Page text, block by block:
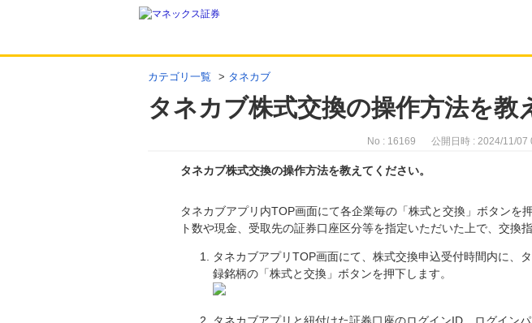
カテゴリ一覧 > タネカブ
タネカブ株式交換の操作方法を教
No : 16169 公開日時 : 2024/11/07
タネカブ株式交換の操作方法を教えてください。
回答
タネカブアプリ内TOP画面にて各企業毎の「株式と交換」ボタンを
ト数や現金、受取先の証券口座区分等を指定いただいた上で、交換
タネカブアプリTOP画面にて、株式交換申込受付時間内に、
録銘柄の「株式と交換」ボタンを押下します。
タネカブアプリと紐付けた証券口座のログインID、ログイン